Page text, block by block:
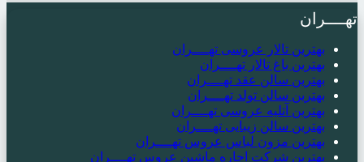
تهــــران
بهترین تالار عروسی تهــــران
بهترین باغ تالار تهــــران
بهترین سالن عقد تهــــران
بهترین سالن تولد تهــــران
بهترین آتلیه عروسی تهــــران
بهترین سالن زیبایی تهــــران
بهترین مزون لباس عروس تهــــران
بهترین شرکت اجاره ماشین عروس تهــــران